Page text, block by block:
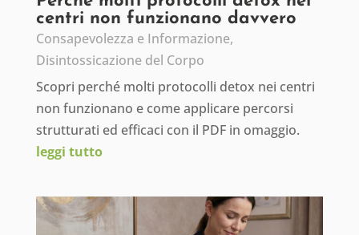
centri non funzionano davvero
Consapevolezza e Informazione,
Disintossicazione del Corpo
Scopri perché molti protocolli detox nei centri
non funzionano e come applicare percorsi
strutturati ed efficaci con il PDF in omaggio.
leggi tutto